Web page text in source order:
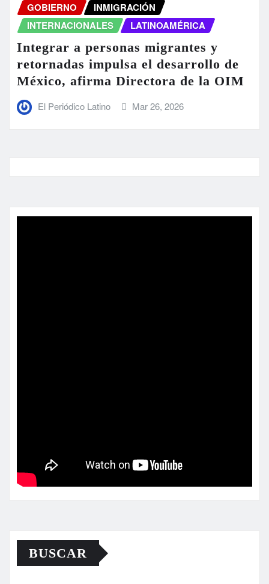
GOBIERNO
INMIGRACIÓN
INTERNACIONALES
LATINOAMÉRICA
Integrar a personas migrantes y
retornadas impulsa el desarrollo de
México, afirma Directora de la OIM
El Periódico Latino Mar 26, 2026
BUSCAR